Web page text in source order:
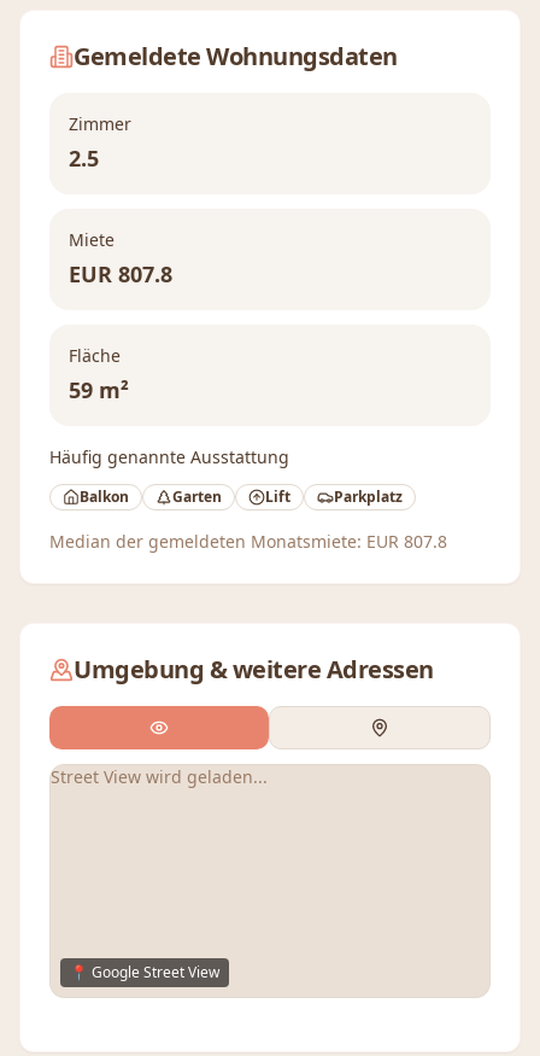
Gemeldete Wohnungsdaten
Zimmer
2.5
Miete
EUR 807.8
Fläche
59 m²
Häufig genannte Ausstattung
Balkon Garten Lift Parkplatz
Median der gemeldeten Monatsmiete: EUR 807.8
Umgebung & weitere Adressen
Street View wird geladen...
📍 Google Street View